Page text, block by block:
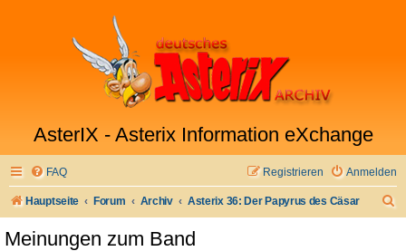
AsterIX - Asterix Information eXchange
FAQ Anmelden
Registrieren
Hauptseite Forum Archiv Asterix 36: Der Papyrus des Cäsar
Meinungen zum Band